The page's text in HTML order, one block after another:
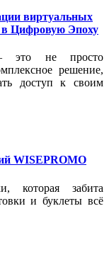
виртуальных
в Цифровую Эпоху
это не просто
решение,
доступ к своим
WISEPROMO
которая забита
и буклеты всё